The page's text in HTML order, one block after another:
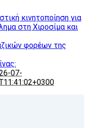
κινητοποίηση για
στη Χιροσίμα και
φορέων της
07-